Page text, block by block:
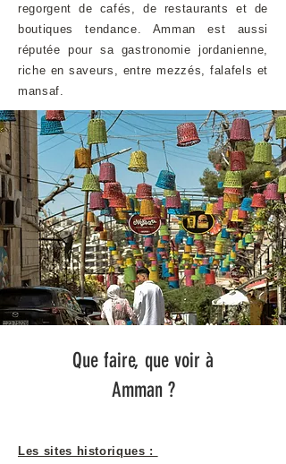
regorgent de cafés, de restaurants et de
boutiques tendance. Amman est aussi
réputée pour sa gastronomie jordanienne,
riche en saveurs, entre mezzés, falafels et
mansaf.
Que faire, que voir à
Amman ?
Les sites historiques :